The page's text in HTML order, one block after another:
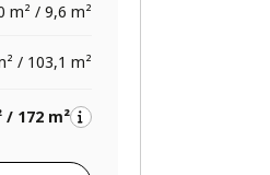
m² / 9,6 m²
/ 103,1 m²
/ 172 m²